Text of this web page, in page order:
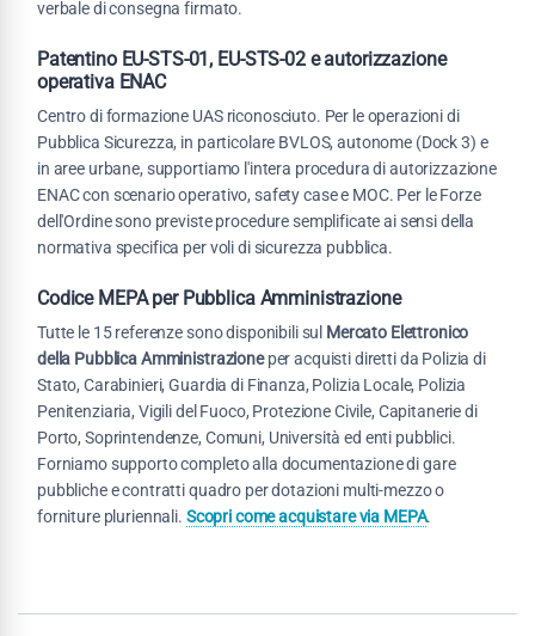
verbale di consegna firmato.
Patentino EU-STS-01, EU-STS-02 e autorizzazione
operativa ENAC
Centro di formazione UAS riconosciuto. Per le operazioni di
Pubblica Sicurezza, in particolare BVLOS, autonome (Dock 3) e
in aree urbane, supportiamo l'intera procedura di autorizzazione
ENAC con scenario operativo, safety case e MOC. Per le Forze
dell'Ordine sono previste procedure semplificate ai sensi della
normativa specifica per voli di sicurezza pubblica.
Codice MEPA per Pubblica Amministrazione
Tutte le 15 referenze sono disponibili sul Mercato Elettronico
della Pubblica Amministrazioneper acquisti diretti da Polizia di
Stato, Carabinieri, Guardia di Finanza, Polizia Locale, Polizia
Penitenziaria, Vigili del Fuoco, Protezione Civile, Capitanerie di
Porto, Soprintendenze, Comuni, Università ed enti pubblici.
Forniamo supporto completo alla documentazione di gare
pubbliche e contratti quadro per dotazioni multi-mezzo o
forniture pluriennali. Scopri come acquistare via MEPA.